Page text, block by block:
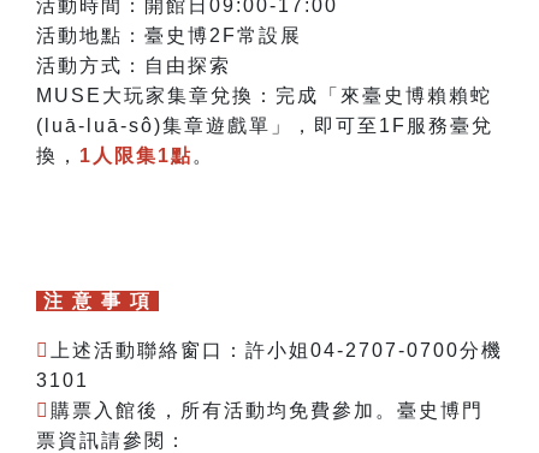
活動時間：開館日09:00-17:00
活動地點：臺史博2F常設展
活動方式：自由探索
MUSE大玩家集章兌換：完成「來臺史博賴賴蛇
(luā-luā-sô)集章遊戲單」，即可至1F服務臺兌
換， 1人限集1點。
注 意 事 項
 上述活動聯絡窗口：許小姐04-2707-0700分機
3101
 購票入館後， 所有活動均 免費參加。臺史博門
票資訊請參閱：